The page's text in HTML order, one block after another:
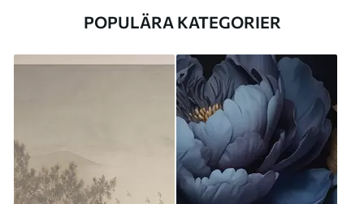
POPULÄRA KATEGORIER